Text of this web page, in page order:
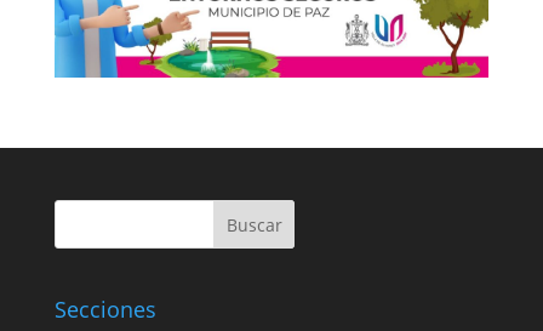
Buscar
Secciones